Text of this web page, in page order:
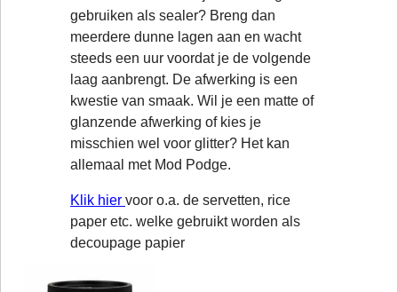
gebruiken als sealer? Breng dan
meerdere dunne lagen aan en wacht
steeds een uur voordat je de volgende
laag aanbrengt. De afwerking is een
kwestie van smaak. Wil je een matte of
glanzende afwerking of kies je
misschien wel voor glitter? Het kan
allemaal met Mod Podge.
Klik hier voor o.a. de servetten, rice
paper etc. welke gebruikt worden als
decoupage papier